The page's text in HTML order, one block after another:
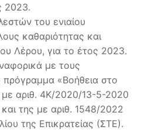
2023.
του ενιαίου
καθαριότητας και
Λέρου, για το έτος 2023.
με τους
«Βοήθεια στο
με αριθ. 4Κ/2020/13-5-2020
της με αριθ. 1548/2022
της Επικρατείας (ΣΤΕ).